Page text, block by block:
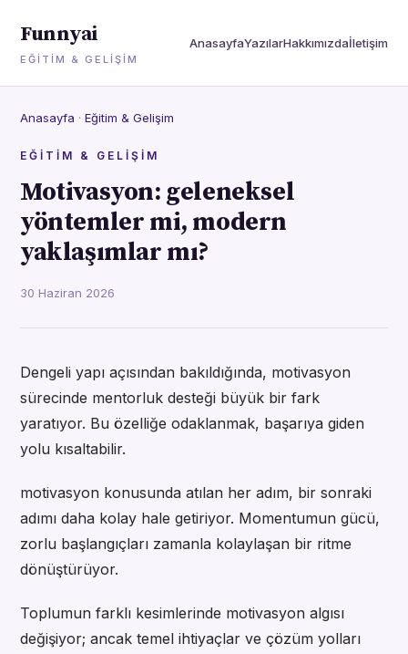
Funnyai
EĞITIM & GELIŞIM
AnasayfaYazılarHakkımızdaİletişim
Anasayfa · Eğitim & Gelişim
EĞITIM & GELIŞIM
Motivasyon: geleneksel
yöntemler mi, modern
yaklaşımlar mı?
30 Haziran 2026
Dengeli yapı açısından bakıldığında, motivasyon
sürecinde mentorluk desteği büyük bir fark
yaratıyor. Bu özelliğe odaklanmak, başarıya giden
yolu kısaltabilir.
motivasyon konusunda atılan her adım, bir sonraki
adımı daha kolay hale getiriyor. Momentumun gücü,
zorlu başlangıçları zamanla kolaylaşan bir ritme
dönüştürüyor.
Toplumun farklı kesimlerinde motivasyon algısı
değişiyor; ancak temel ihtiyaçlar ve çözüm yolları